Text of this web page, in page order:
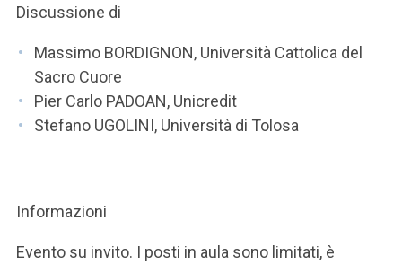
Discussione di
Massimo BORDIGNON, Università Cattolica del
Sacro Cuore
Pier Carlo PADOAN, Unicredit
Stefano UGOLINI, Università di Tolosa
Informazioni
Evento su invito. I posti in aula sono limitati, è